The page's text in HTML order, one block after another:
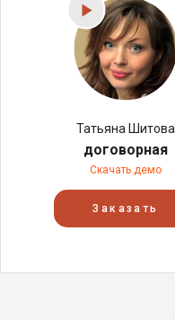
Татьяна Шитова
договорная
Скачать демо
Заказать